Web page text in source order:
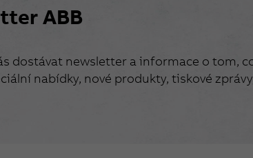
ABB
dostávat newsletter a informace o tom,
nabídky, nové produkty, tiskové